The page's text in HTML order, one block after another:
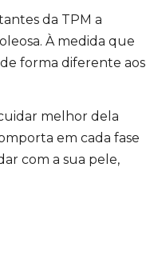
da TPM a
À medida que
forma diferente aos
melhor dela
em cada fase
com a sua pele,